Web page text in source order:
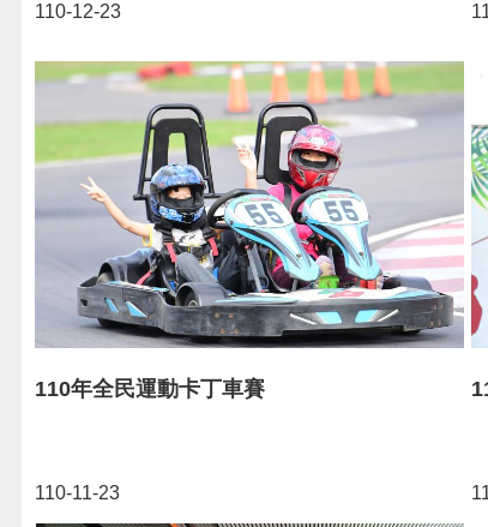
110-12-23
110年全民運動卡丁車賽
110-11-23